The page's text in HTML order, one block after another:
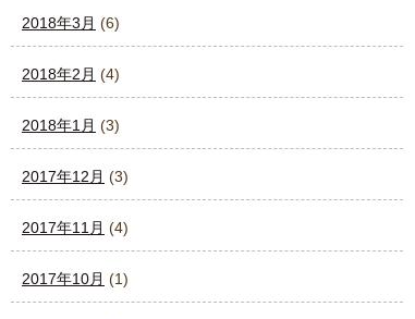
2018年3月 (6)
2018年2月 (4)
2018年1月 (3)
2017年12月 (3)
2017年11月 (4)
2017年10月 (1)